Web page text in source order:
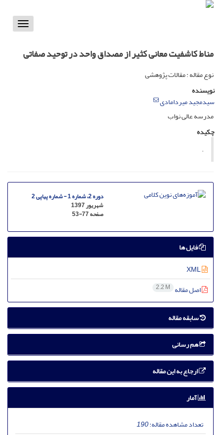
Toggle
مناط کاشفیت معانی کثیر از مصداق واحد در توحید صفاتی
نوع مقاله : مقالات پژوهشی
نویسنده
سیدمجید میردامادی
مدرسه عالی نواب
چکیده
.
دوره 2، شماره 1 - شماره پیاپی 2
شهریور 1397
صفحه53-77
فایل ها
اصل مقاله 2.2 M
سابقه مقاله
هم رسانی
ارجاع به این مقاله
آمار
تعداد مشاهده مقاله:190